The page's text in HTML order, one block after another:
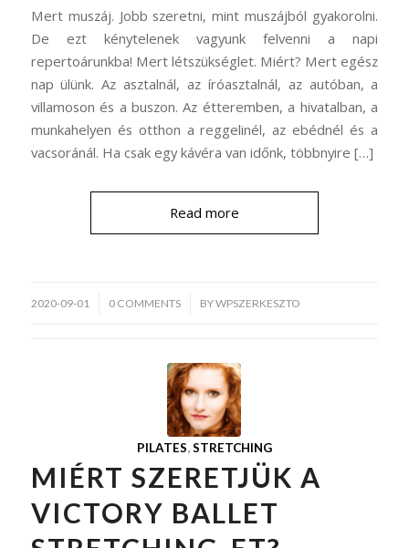
Mert muszáj. Jobb szeretni, mint muszájból gyakorolni.
De ezt kénytelenek vagyunk felvenni a napi
repertoárunkba! Mert létszükséglet. Miért? Mert egész
nap ülünk. Az asztalnál, az íróasztalnál, az autóban, a
villamoson és a buszon. Az étteremben, a hivatalban, a
munkahelyen és otthon a reggelinél, az ebédnél és a
vacsoránál. Ha csak egy kávéra van időnk, többnyire […]
Read more
2020-09-01 0 COMMENTS
/ BYWPSZERKESZTO
PILATES,STRETCHING
MIÉRT SZERETJÜK A
VICTORY BALLET